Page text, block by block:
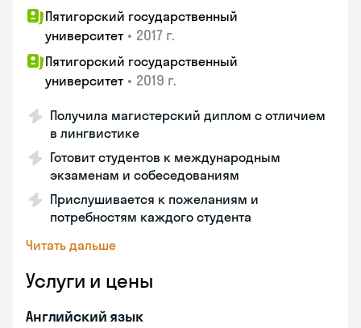
Пятигорский государственный
университет • 2017 г.
Пятигорский государственный
университет • 2019 г.
Получила магистерский диплом с отличием
в лингвистике
Готовит студентов к международным
экзаменам и собеседованиям
Прислушивается к пожеланиям и
потребностям каждого студента
Читать дальше
Услуги и цены
Английский язык